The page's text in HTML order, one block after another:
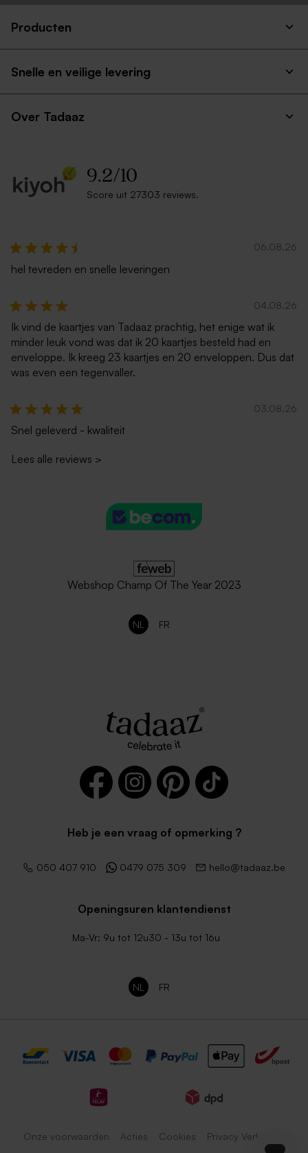
Producten
Snelle en veilige levering
Over Tadaaz
9.2/10
Score uit 27303 reviews.
06.08.26
hel tevreden en snelle leveringen
04.08.26
Ik vind de kaartjes van Tadaaz prachtig, het enige wat ik
minder leuk vond was dat ik 20 kaartjes besteld had en
enveloppe. Ik kreeg 23 kaartjes en 20 enveloppen. Dus dat
was even een tegenvaller.
03.08.26
Snel geleverd - kwaliteit
Lees alle reviews >
Webshop Champ Of The Year 2023
NL FR
Heb je een vraag of opmerking ?
050 407 910 0479 075 309 hello@tadaaz.be
Openingsuren klantendienst
Ma-Vr: 9u tot 12u30 - 13u tot 16u
NL FR
Onze voorwaarden Acties Cookies Privacy Verklaring